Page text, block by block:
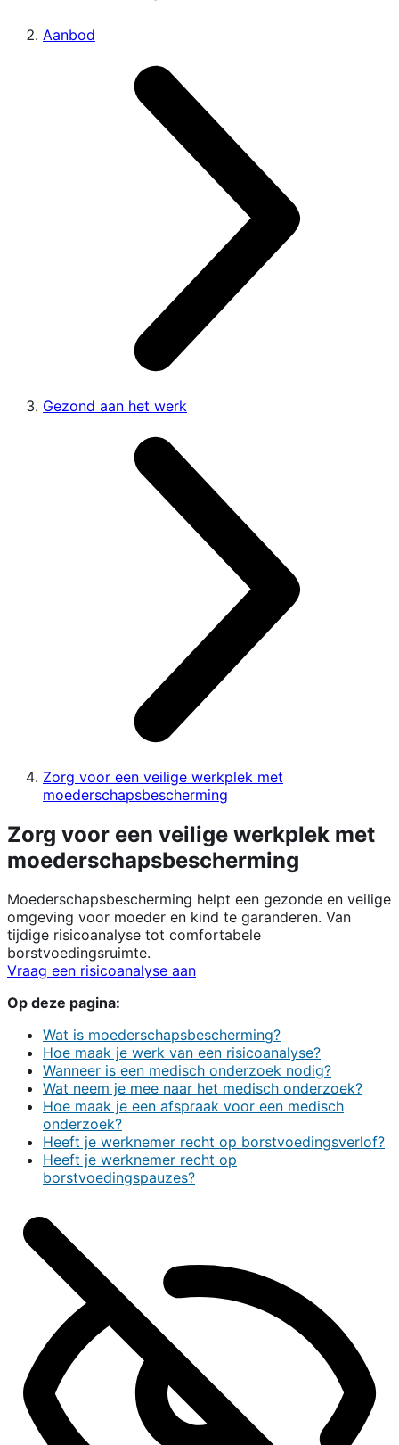
Aanbod
Gezond aan het werk
Zorg voor een veilige werkplek met
moederschapsbescherming
Zorg voor een veilige werkplek met
moederschapsbescherming
Moederschapsbescherming helpt een gezonde en veilige
omgeving voor moeder en kind te garanderen. Van
tijdige risicoanalyse tot comfortabele
borstvoedingsruimte.
Vraag een risicoanalyse aan
Op deze pagina:
Wat is moederschapsbescherming?
Hoe maak je werk van een risicoanalyse?
Wanneer is een medisch onderzoek nodig?
Wat neem je mee naar het medisch onderzoek?
Hoe maak je een afspraak voor een medisch
onderzoek?
Heeft je werknemer recht op borstvoedingsverlof?
Heeft je werknemer recht op
borstvoedingspauzes?